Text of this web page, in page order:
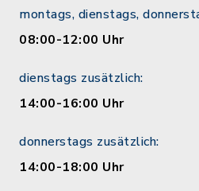
montags, dienstags,
08:00-12:00 Uhr
dienstags zusätzlich:
14:00-16:00 Uhr
donnerstags zusätzlich:
14:00-18:00 Uhr